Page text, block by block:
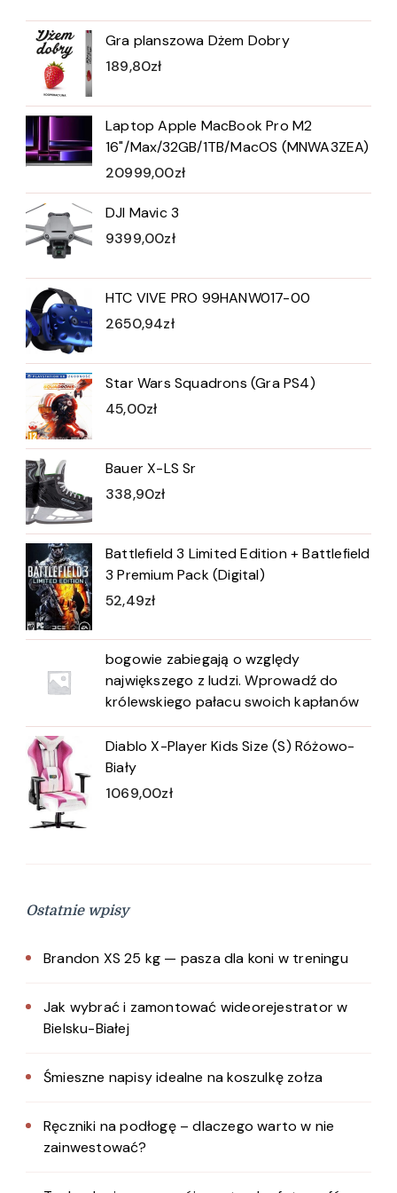
Gra planszowa Dżem Dobry
189,80zł
Laptop Apple MacBook Pro M2
16"/Max/32GB/1TB/MacOS (MNWA3ZEA)
20999,00zł
DJI Mavic 3
9399,00zł
HTC VIVE PRO 99HANW017-00
2650,94zł
Star Wars Squadrons (Gra PS4)
45,00zł
Bauer X-LS Sr
338,90zł
Battlefield 3 Limited Edition + Battlefield
3 Premium Pack (Digital)
52,49zł
bogowie zabiegają o względy
największego z ludzi. Wprowadź do
królewskiego pałacu swoich kapłanów
Diablo X-Player Kids Size (S) Różowo-
Biały
1069,00zł
Ostatnie wpisy
Brandon XS 25 kg — pasza dla koni w treningu
Jak wybrać i zamontować wideorejestrator w
Bielsku-Białej
Śmieszne napisy idealne na koszulkę zołza
Ręczniki na podłogę – dlaczego warto w nie
zainwestować?